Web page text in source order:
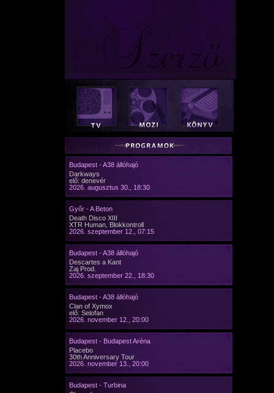
Budapest - A38 állóhajó
Darkways
elő: denevér
2026. augusztus 30., 18:30
Győr - A Beton
Death Disco XIII
XTR Human, Blokkontroll
2026. szeptember 12., 07:15
Budapest - A38 állóhajó
Descartes a Kant
Zaj Prod.
2026. szeptember 22., 18:30
Budapest - A38 állóhajó
Clan of Xymox
elő: Selofan
2026. november 12., 20:00
Budapest - Budapest Aréna
Placebo
30th Anniversary Tour
2026. november 13., 20:00
Budapest - Turbina